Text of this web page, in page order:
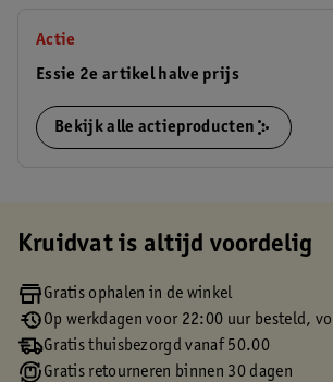
Actie
Essie 2e artikel halve prijs
Bekijk alle actieproducten
Kruidvat is altijd voordelig
Gratis ophalen in de winkel
Op werkdagen voor 22:00 uur besteld,
Gratis thuisbezorgd vanaf 50.00
Gratis retourneren binnen 30 dagen